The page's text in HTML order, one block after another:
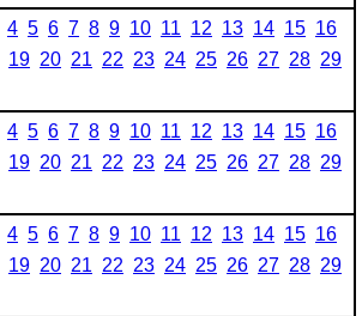
4 5 6 7 8 9 10 11 12 13 14 15 16
19 20 21 22 23 24 25 26 27 28 29
4 5 6 7 8 9 10 11 12 13 14 15 16
19 20 21 22 23 24 25 26 27 28 29
4 5 6 7 8 9 10 11 12 13 14 15 16
19 20 21 22 23 24 25 26 27 28 29